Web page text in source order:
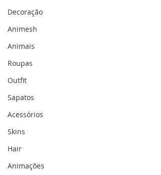
Decoração
Animesh
Animais
Roupas
Outfit
Sapatos
Acessórios
Skins
Hair
Animações